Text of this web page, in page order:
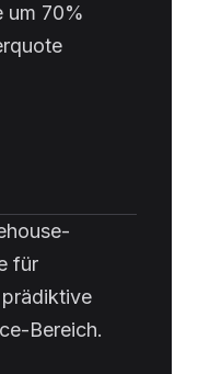
um 70%
für
Bereich.